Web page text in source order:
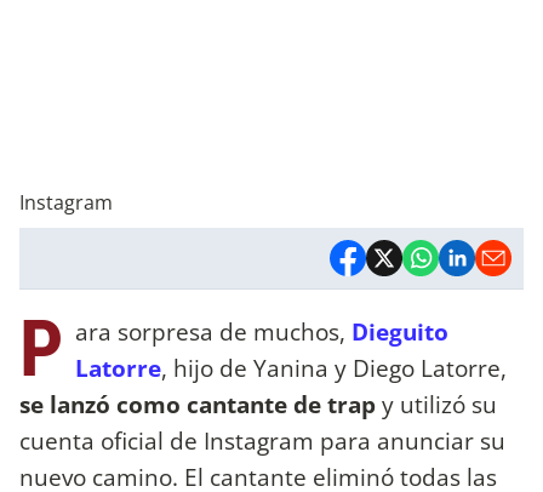
Instagram
P ara sorpresa de muchos, Dieguito
Latorre, hijo de Yanina y Diego Latorre,
se lanzó como cantante de trapy utilizó su
cuenta oficial de Instagram para anunciar su
nuevo camino. El cantante eliminó todas las